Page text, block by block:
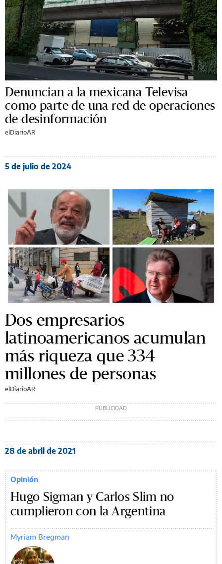
Denuncian a la mexicana Televisa
como parte de una red de operaciones
de desinformación
elDiarioAR
5 de julio de 2024
Dos empresarios
latinoamericanos acumulan
más riqueza que 334
millones de personas
elDiarioAR
28 de abril de 2021
Opinión
Hugo Sigman y Carlos Slim no
cumplieron con la Argentina
Myriam Bregman